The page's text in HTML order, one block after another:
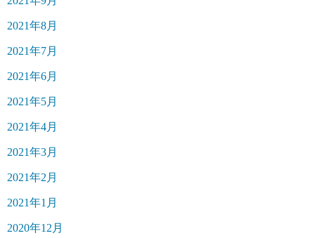
2021年8月
2021年7月
2021年6月
2021年5月
2021年4月
2021年3月
2021年2月
2021年1月
2020年12月